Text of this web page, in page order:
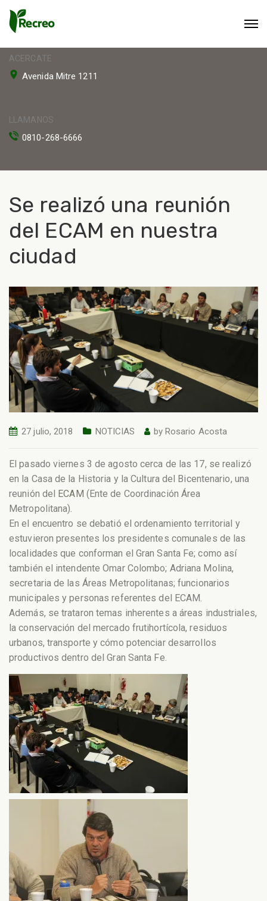
ACERCATE
Avenida Mitre 1211
LLAMANOS
0810-268-6666
Se realizó una reunión
del ECAM en nuestra
ciudad
27 julio, 2018 NOTICIAS by Rosario Acosta
El pasado viernes 3 de agosto cerca de las 17, se realizó
en la Casa de la Historia y la Cultura del Bicentenario, una
reunión del ECAM (Ente de Coordinación Área
Metropolitana).
En el encuentro se debatió el ordenamiento territorial y
estuvieron presentes los presidentes comunales de las
localidades que conforman el Gran Santa Fe; como así
también el intendente Omar Colombo; Adriana Molina,
secretaria de las Áreas Metropolitanas; funcionarios
municipales y personas referentes del ECAM.
Además, se trataron temas inherentes a áreas industriales,
la conservación del mercado frutihortícola, residuos
urbanos, transporte y cómo potenciar desarrollos
productivos dentro del Gran Santa Fe.